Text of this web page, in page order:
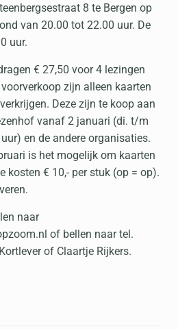
8 te Bergen op
van 20.00 tot 22.00 uur. De
uur.
€ 27,50 voor 4 lezingen
zijn alleen kaarten
Deze zijn te koop aan
vanaf 2 januari (di. t/m
en de andere organisaties.
is het mogelijk om kaarten
kosten € 10,- per stuk (op = op).
naar
of bellen naar tel.
of Claartje Rijkers.